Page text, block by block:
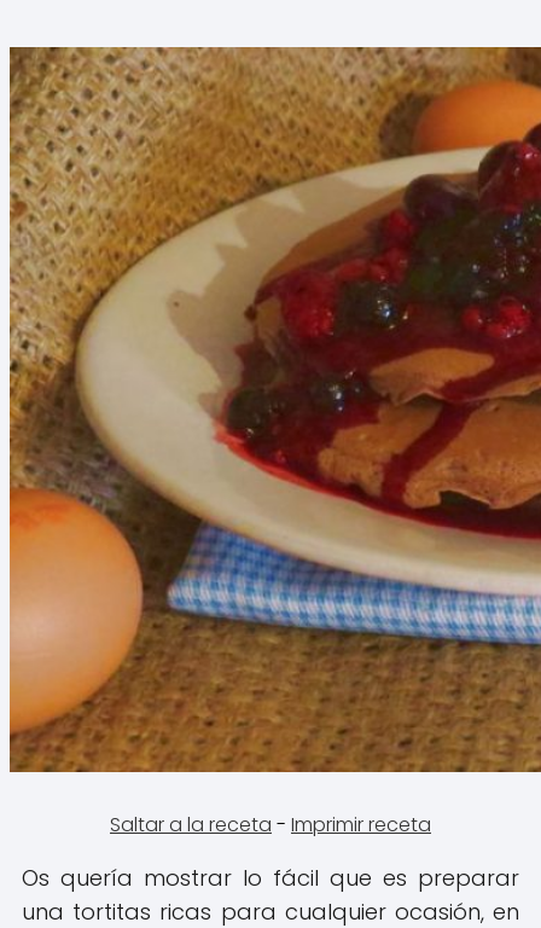
Saltar a la receta - Imprimir receta
Os quería mostrar lo fácil que es preparar
una tortitas ricas para cualquier ocasión, en